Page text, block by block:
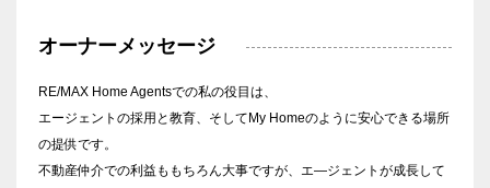
オーナーメッセージ
RE/MAX Home Agentsでの私の役目は、
エージェントの採用と教育、そしてMy Homeのように安心できる場所
の提供です。
不動産仲介での利益ももちろん大事ですが、エ―ジェントが成長して